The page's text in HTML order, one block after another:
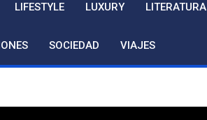
LIFESTYLE LUXURY LITERATURA
SOCIEDAD VIAJES